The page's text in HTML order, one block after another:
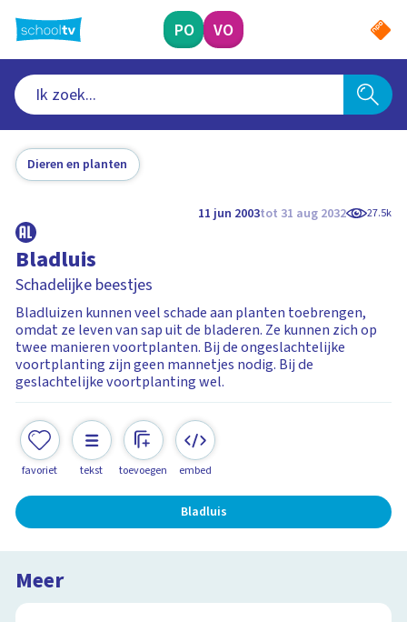
naar
hoofdinhoud
PO VO
Dieren en planten
11 jun 2003tot 31 aug 2032 27.5k
Bladluis
Schadelijke beestjes
Bladluizen kunnen veel schade aan planten toebrengen,
omdat ze leven van sap uit de bladeren. Ze kunnen zich op
twee manieren voortplanten. Bij de ongeslachtelijke
voortplanting zijn geen mannetjes nodig. Bij de
geslachtelijke voortplanting wel.
favoriet tekst toevoegen embed
Bladluis
Meer